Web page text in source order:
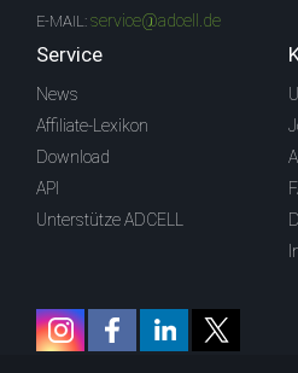
E-MAIL: service@adcell.de
Service
News
Affiliate-Lexikon
Download
API
Unterstütze ADCELL